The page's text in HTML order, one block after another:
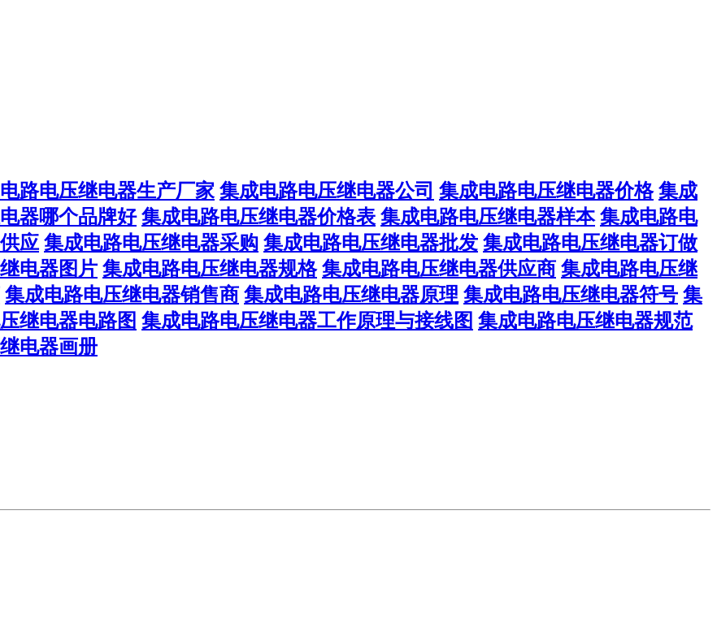
路电压继电器生产厂家 集成电路电压继电器公司 集成电路电压继电器价格 集成
器哪个品牌好 集成电路电压继电器价格表 集成电路电压继电器样本 集成电路电
应 集成电路电压继电器采购 集成电路电压继电器批发 集成电路电压继电器订做
电器图片 集成电路电压继电器规格 集成电路电压继电器供应商 集成电路电压继
集成电路电压继电器销售商 集成电路电压继电器原理 集成电路电压继电器符号 集
继电器电路图 集成电路电压继电器工作原理与接线图 集成电路电压继电器规范
电器画册